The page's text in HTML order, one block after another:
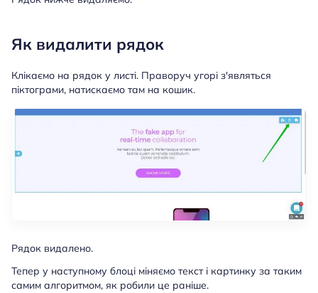
Як видалити рядок
Клікаємо на рядок у листі. Праворуч угорі з'являться
піктограми, натискаємо там на кошик.
Рядок видалено.
Тепер у наступному блоці міняємо текст і картинку за таким
самим алгоритмом, як робили це раніше.